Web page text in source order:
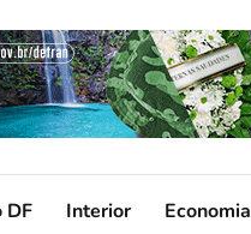
DF Interior Economia